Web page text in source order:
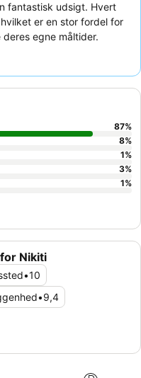
fantastisk udsigt. Hvert
er en stor fordel for
egne måltider.
Nikiti
•10
•9,4
87%
8%
1%
3%
1%